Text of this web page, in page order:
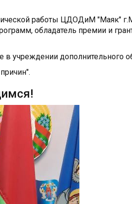
работы ЦДОДиМ "Маяк"
обладатель премии и
в учреждении дополнительного